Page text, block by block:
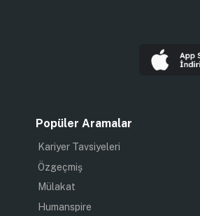
Popüler Aramalar
Kariyer Tavsiyeleri
Özgeçmiş
Mülakat
Humanspire